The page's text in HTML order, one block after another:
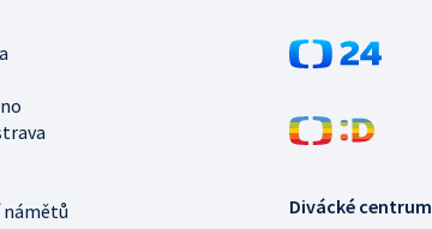
Divácké centrum
námětů